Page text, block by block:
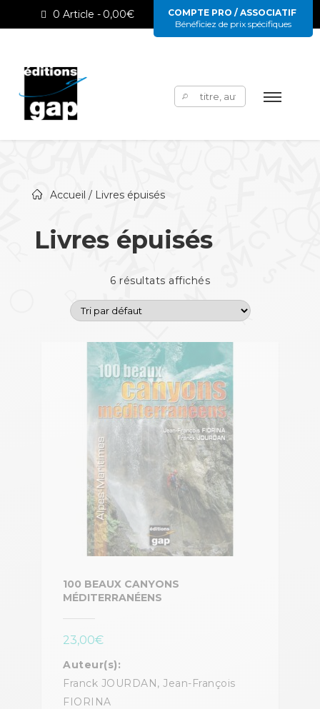
0 Article 0,00€
COMPTE PRO / ASSOCIATIF
Bénéficiez de prix spécifiques
Rechercher :
Accueil / Livres épuisés
Livres épuisés
6 résultats affichés
100 BEAUX CANYONS
MÉDITERRANÉENS
23,00€
Auteur(s):
Franck JOURDAN, Jean-François
FIORINA